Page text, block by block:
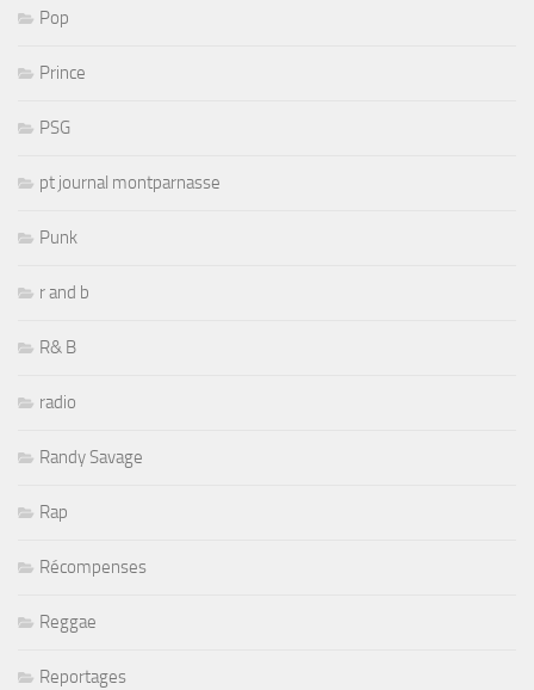
Pop
Prince
PSG
pt journal montparnasse
Punk
r and b
R& B
radio
Randy Savage
Rap
Récompenses
Reggae
Reportages